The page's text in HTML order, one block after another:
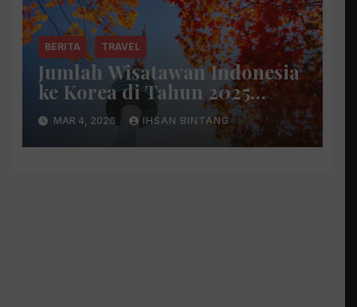
BERITA TRAVEL
Jumlah Wisatawan Indonesia
ke Korea di Tahun 2025
Terbanyak Sepanjang
Sejarah
MAR 4, 2026 IHSAN BINTANG